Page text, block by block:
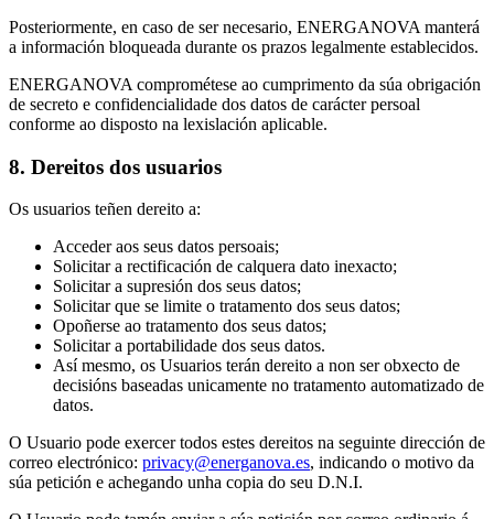
Posteriormente, en caso de ser necesario, ENERGANOVA manterá
a información bloqueada durante os prazos legalmente establecidos.
ENERGANOVA comprométese ao cumprimento da súa obrigación
de secreto e confidencialidade dos datos de carácter persoal
conforme ao disposto na lexislación aplicable.
8. Dereitos dos usuarios
Os usuarios teñen dereito a:
Acceder aos seus datos persoais;
Solicitar a rectificación de calquera dato inexacto;
Solicitar a supresión dos seus datos;
Solicitar que se limite o tratamento dos seus datos;
Opoñerse ao tratamento dos seus datos;
Solicitar a portabilidade dos seus datos.
Así mesmo, os Usuarios terán dereito a non ser obxecto de
decisións baseadas unicamente no tratamento automatizado de
datos.
O Usuario pode exercer todos estes dereitos na seguinte dirección de
correo electrónico: privacy@energanova.es, indicando o motivo da
súa petición e achegando unha copia do seu D.N.I.